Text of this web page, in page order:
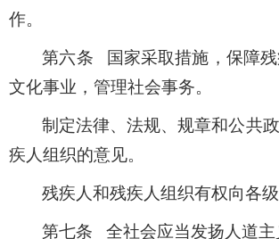
作。
第六条 国家采取措施，保障残
文化事业，管理社会事务。
制定法律、法规、规章和公共
疾人组织的意见。
残疾人和残疾人组织有权向各
第七条 全社会应当发扬人道主